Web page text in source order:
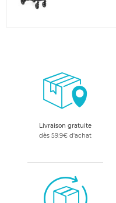
Livraison gratuite
dès 59.9€ d'achat